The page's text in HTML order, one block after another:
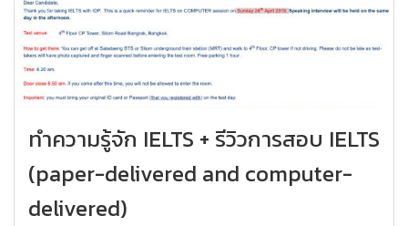
ทำความรู้จัก IELTS + รีวิวการสอบ IELTS
(paper-delivered and computer-
delivered)